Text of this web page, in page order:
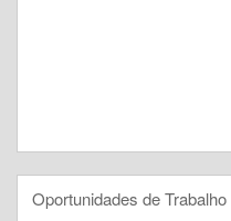
Oportunidades de Trabalho